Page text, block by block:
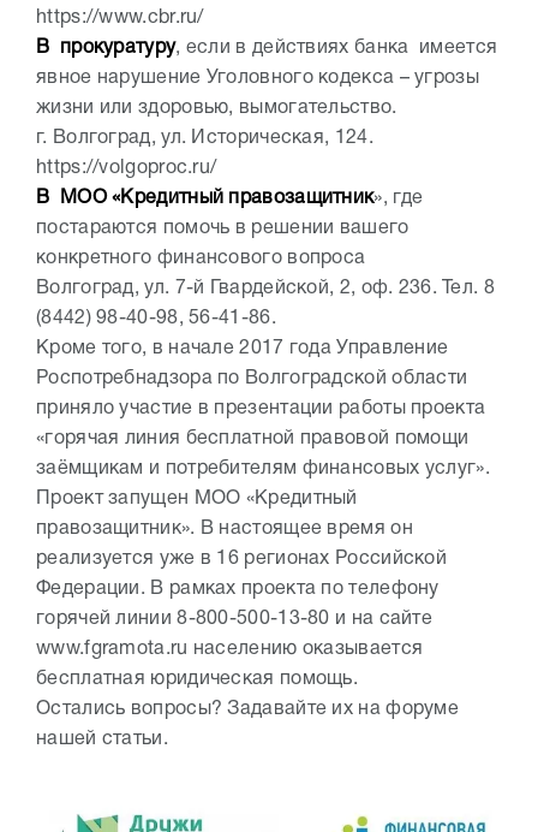
https://www.cbr.ru/
В прокуратуру, если в действиях банка имеется
явное нарушение Уголовного кодекса – угрозы
жизни или здоровью, вымогательство.
г. Волгоград, ул. Историческая, 124.
https://volgoproc.ru/
В МОО «Кредитный правозащитник», где
постараются помочь в решении вашего
конкретного финансового вопроса
Волгоград, ул. 7-й Гвардейской, 2, оф. 236. Тел. 8
(8442) 98-40-98, 56-41-86.
Кроме того, в начале 2017 года Управление
Роспотребнадзора по Волгоградской области
приняло участие в презентации работы проекта
«горячая линия бесплатной правовой помощи
заёмщикам и потребителям финансовых услуг».
Проект запущен МОО «Кредитный
правозащитник». В настоящее время он
реализуется уже в 16 регионах Российской
Федерации. В рамках проекта по телефону
горячей линии 8-800-500-13-80 и на сайте
www.fgramota.ru населению оказывается
бесплатная юридическая помощь.
Остались вопросы? Задавайте их на форуме
нашей статьи.